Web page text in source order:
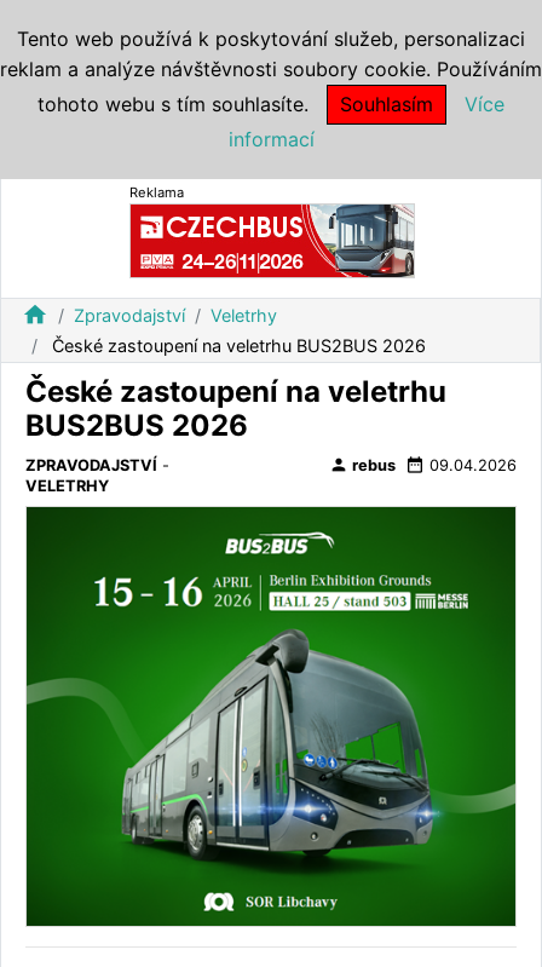
Reklama
home Zpravodajství
Veletrhy
České zastoupení na veletrhu BUS2BUS 2026
České zastoupení na veletrhu
BUS2BUS 2026
ZPRAVODAJSTVÍ -
VELETRHY
person rebus date_range 09.04.2026
Tento web používá k poskytování služeb, personalizaci
reklam a analýze návštěvnosti soubory cookie. Používáním
tohoto webu s tím souhlasíte.
Souhlasím
Více
informací